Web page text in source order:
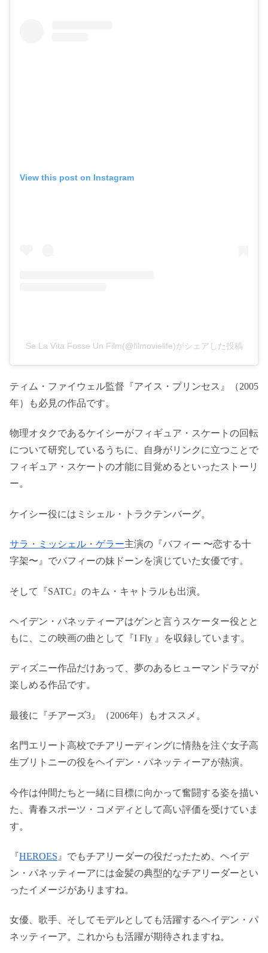
View this post on Instagram
Se La Vita Fosse Un Film(@filmovielife)がシェアした投稿
ティム・ファイウェル監督『アイス・プリンセス』（2005
年）も必見の作品です。
物理オタクであるケイシーがフィギュア・スケートの回転
について研究しているうちに、自身がリンクに立つことで
フィギュア・スケートの才能に目覚めるといったストーリ
ー。
ケイシー役にはミシェル・トラクテンバーグ。
サラ・ミッシェル・ゲラー主演の『バフィー 〜恋する十
字架〜』でバフィーの妹ドーンを演じていた女優です。
そして『SATC』のキム・キャトラルも出演。
ヘイデン・パネッティーアはゲンと言うスケーター役とと
もに、この映画の曲として『I Fly 』を収録しています。
ディズニー作品だけあって、夢のあるヒューマンドラマが
楽しめる作品です。
最後に『チアーズ3』（2006年）もオススメ。
名門エリート高校でチアリーディングに情熱を注ぐ女子高
生ブリトニーの役をヘイデン・パネッティーアが熱演。
今作は仲間たちと一緒に目標に向かって奮闘する姿を描い
た、青春スポーツ・コメディとして高い評価を受けていま
す。
『HEROES 』でもチアリーダーの役だったため、ヘイデ
ン・パネッティーアには金髪の典型的なチアリーダーとい
ったイメージがありますね。
女優、歌手、そしてモデルとしても活躍するヘイデン・パ
ネッティーア。これからも活躍が期待されますね。